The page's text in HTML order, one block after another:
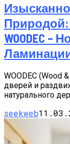
Природой:
WOODEC
WOODEC (Wood
дверей и
натурального
seekweb